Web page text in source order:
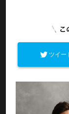
ツイー